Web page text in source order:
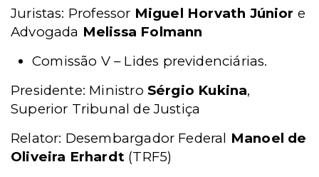
Juristas: Professor Miguel Horvath Júnior e
Advogada Melissa Folmann
Comissão V – Lides previdenciárias.
Presidente: Ministro Sérgio Kukina,
Superior Tribunal de Justiça
Relator: Desembargador Federal Manoel de
Oliveira Erhardt (TRF5)